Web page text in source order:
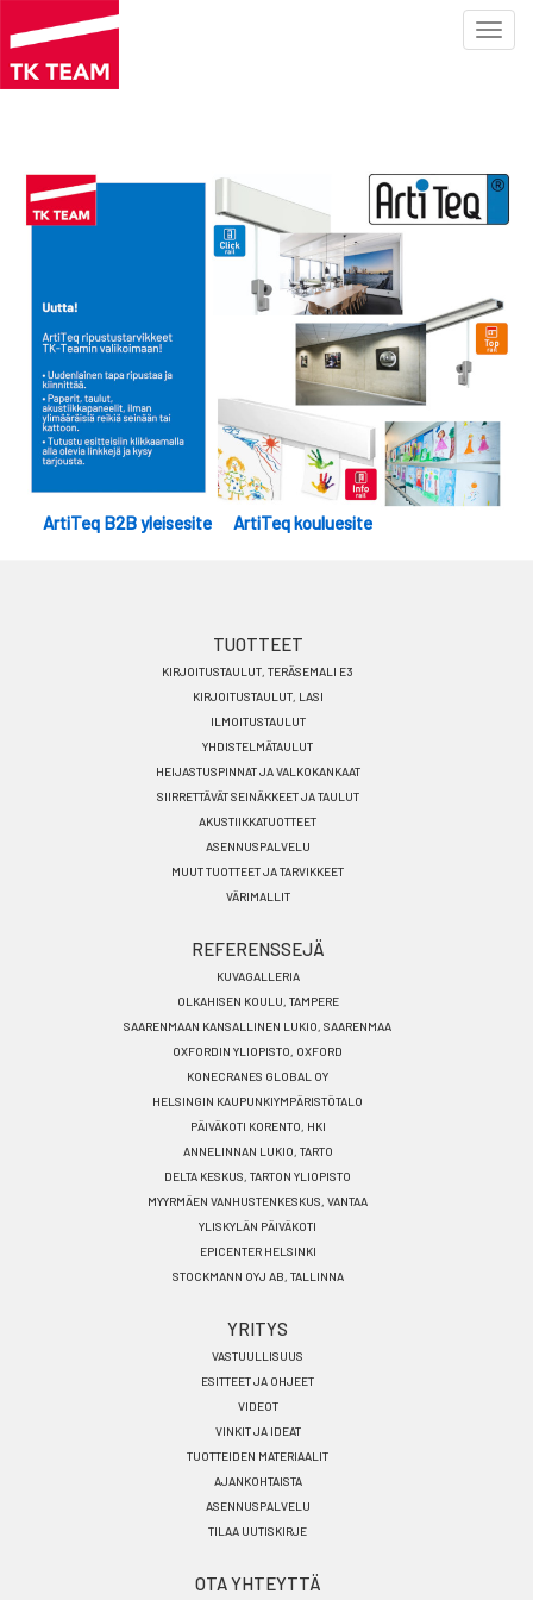
Hyppää
ArtiTeq B2B yleisesite ArtiTeq kouluesite
TUOTTEET
KIRJOITUSTAULUT, TERÄSEMALI E3
KIRJOITUSTAULUT, LASI
ILMOITUSTAULUT
YHDISTELMÄTAULUT
HEIJASTUSPINNAT JA VALKOKANKAAT
SIIRRETTÄVÄT SEINÄKKEET JA TAULUT
AKUSTIIKKATUOTTEET
ASENNUSPALVELU
MUUT TUOTTEET JA TARVIKKEET
VÄRIMALLIT
REFERENSSEJÄ
KUVAGALLERIA
OLKAHISEN KOULU, TAMPERE
SAARENMAAN KANSALLINEN LUKIO, SAARENMAA
OXFORDIN YLIOPISTO, OXFORD
KONECRANES GLOBAL OY
HELSINGIN KAUPUNKIYMPÄRISTÖTALO
PÄIVÄKOTI KORENTO, HKI
ANNELINNAN LUKIO, TARTO
DELTA KESKUS, TARTON YLIOPISTO
MYYRMÄEN VANHUSTENKESKUS, VANTAA
YLISKYLÄN PÄIVÄKOTI
EPICENTER HELSINKI
STOCKMANN OYJ AB, TALLINNA
YRITYS
VASTUULLISUUS
ESITTEET JA OHJEET
VIDEOT
VINKIT JA IDEAT
TUOTTEIDEN MATERIAALIT
AJANKOHTAISTA
ASENNUSPALVELU
TILAA UUTISKIRJE
OTA YHTEYTTÄ